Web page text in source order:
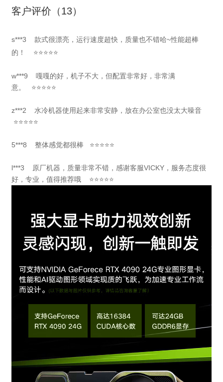
客户评价（13）
s***3款式很漂亮，运行速度超快，质量也不错哈~性能超棒
的！
⭐⭐⭐⭐⭐
w***9
嘎嘎的好，机子不大，但配置非常好，非常满
意。
⭐⭐⭐⭐⭐
z***2 水冷机器使用起来非常安静，放在办公室也没太大噪音
⭐⭐⭐⭐⭐
5***8 整体感觉都很棒 ⭐⭐⭐⭐⭐
l***3 原厂机器，质量非常不错，感谢客服VICKY，服务态度很
好，专业，值得推荐哦 ⭐⭐⭐⭐⭐